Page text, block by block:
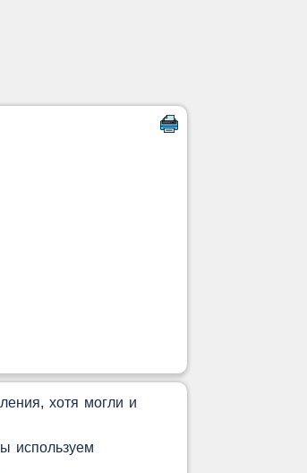
хотя могли и
используем